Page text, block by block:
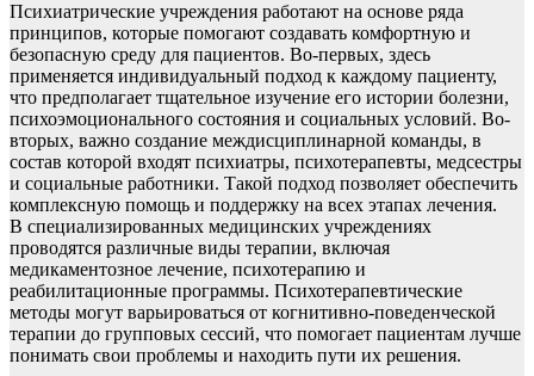
Психиатрические учреждения работают на основе ряда
принципов, которые помогают создавать комфортную и
безопасную среду для пациентов. Во-первых, здесь
применяется индивидуальный подход к каждому пациенту,
что предполагает тщательное изучение его истории болезни,
психоэмоционального состояния и социальных условий. Во-
вторых, важно создание междисциплинарной команды, в
состав которой входят психиатры, психотерапевты, медсестры
и социальные работники. Такой подход позволяет обеспечить
комплексную помощь и поддержку на всех этапах лечения.
В специализированных медицинских учреждениях
проводятся различные виды терапии, включая
медикаментозное лечение, психотерапию и
реабилитационные программы. Психотерапевтические
методы могут варьироваться от когнитивно-поведенческой
терапии до групповых сессий, что помогает пациентам лучше
понимать свои проблемы и находить пути их решения.